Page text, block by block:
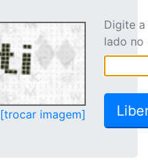
[trocar imagem]
Digite
lado no